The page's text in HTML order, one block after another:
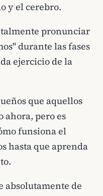
y el cerebro.
pronunciar
durante las fases
ejercicio de la
que aquellos
ahora, pero es
funsiona el
hasta que aprenda
absolutamente de